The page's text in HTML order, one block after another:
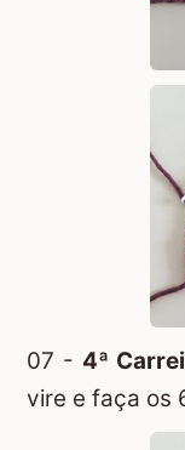
07 - 4ª
vire e faça os